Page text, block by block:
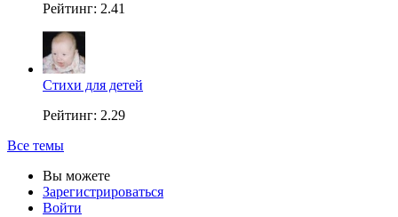
Рейтинг: 2.41
Стихи для детей
Рейтинг: 2.29
Все темы
Вы можете
Зарегистрироваться
Войти